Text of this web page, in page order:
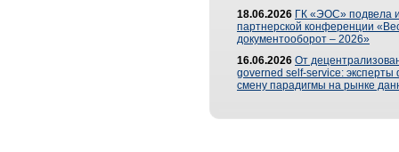
18.06.2026 ГК «ЭОС» подвела
партнерской конференции
документооборот – 2026»
16.06.2026 От
governed self-service: эксперты
смену парадигмы на рынке